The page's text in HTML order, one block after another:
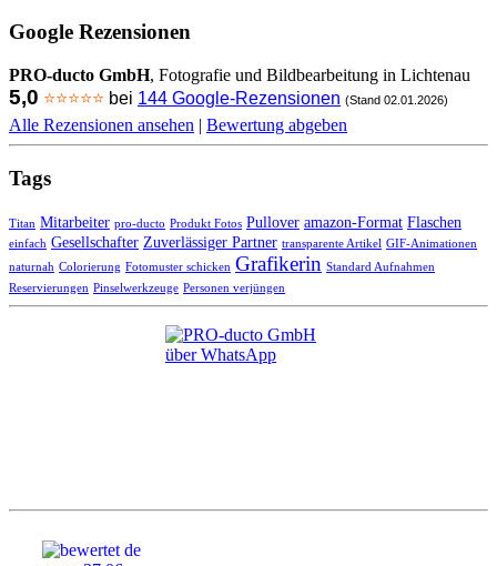
Google Rezensionen
PRO-ducto GmbH, Fotografie und Bildbearbeitung in Lichtenau
5,0 ⭐⭐⭐⭐⭐ bei 144 Google-Rezensionen (Stand 02.01.2026)
Alle Rezensionen ansehen | Bewertung abgeben
Tags
Titan Mitarbeiter pro-ducto Produkt Fotos Pullover amazon-Format Flaschen
einfach Gesellschafter Zuverlässiger Partner transparente Artikel GIF-Animationen
naturnah Colorierung Fotomuster schicken Grafikerin Standard Aufnahmen
Reservierungen Pinselwerkzeuge Personen verjüngen